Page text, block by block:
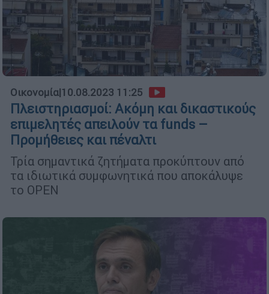
Οικονομία|10.08.2023 11:25
Πλειστηριασμοί: Ακόμη και δικαστικούς
επιμελητές απειλούν τα funds –
Προμήθειες και πέναλτι
Τρία σημαντικά ζητήματα προκύπτουν από
τα ιδιωτικά συμφωνητικά που αποκάλυψε
το OPEN